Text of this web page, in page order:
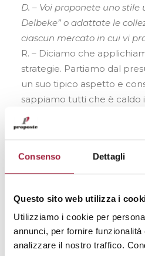
Consenso Dettagli
Questo sito web utilizza i
Utilizziamo i cookie per
annunci, per fornire
analizzare il nostro traffico.
D. – Voi proponete uno stile
Delbeke” o adattate le
ciascun mercato in cui vi
R. – Diciamo che
strategie. Partiamo dal
un suo tipico aspetto e
sappiamo tutti che è caldo
d’estate, che la sua mano
con lavorazioni di tessitura
personalità unica e
& Delbeke è un tessitore
della clientela, siamo
assolute personalizzazioni,
esclusiva, delle collezioni